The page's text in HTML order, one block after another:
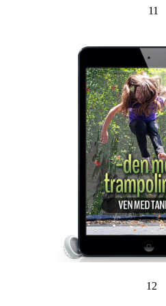
11
12